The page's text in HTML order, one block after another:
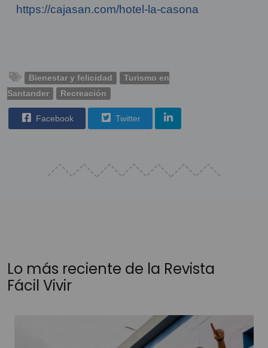
https://cajasan.com/hotel-la-casona
Bienestar y felicidad
Turismo en
Santander
Recreación
Facebook Twitter
Lo más reciente de la Revista
Fácil Vivir